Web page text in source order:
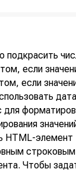
подкрасить
если
если
для
HTML-элемент
Чтобы